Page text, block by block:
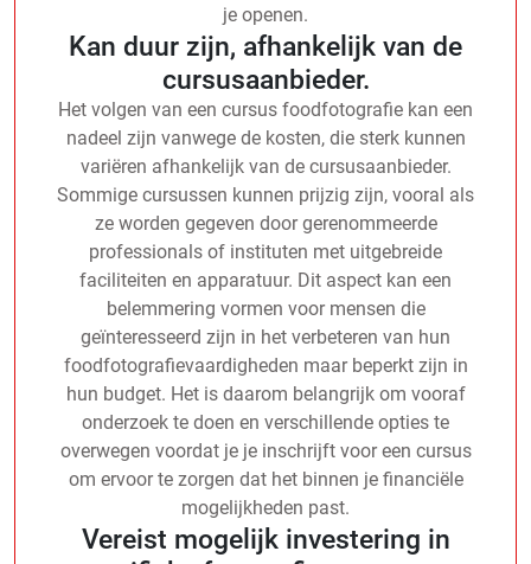
je openen.
Kan duur zijn, afhankelijk van de
cursusaanbieder.
Het volgen van een cursus foodfotografie kan een
nadeel zijn vanwege de kosten, die sterk kunnen
variëren afhankelijk van de cursusaanbieder.
Sommige cursussen kunnen prijzig zijn, vooral als
ze worden gegeven door gerenommeerde
professionals of instituten met uitgebreide
faciliteiten en apparatuur. Dit aspect kan een
belemmering vormen voor mensen die
geïnteresseerd zijn in het verbeteren van hun
foodfotografievaardigheden maar beperkt zijn in
hun budget. Het is daarom belangrijk om vooraf
onderzoek te doen en verschillende opties te
overwegen voordat je je inschrijft voor een cursus
om ervoor te zorgen dat het binnen je financiële
mogelijkheden past.
Vereist mogelijk investering in